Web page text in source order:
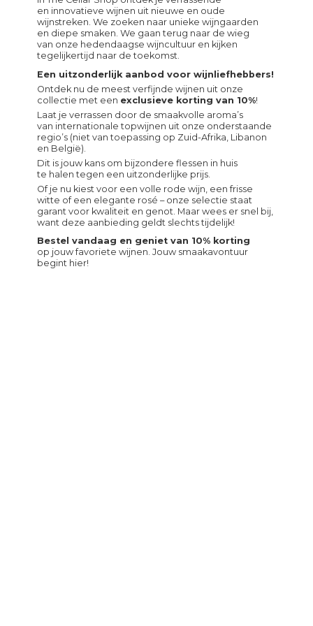
en innovatieve wijnen uit nieuwe en oude
wijnstreken. We zoeken naar unieke wijngaarden
en diepe smaken. We gaan terug naar de wieg
van onze hedendaagse wijncultuur en kijken
tegelijkertijd naar de toekomst.
Een uitzonderlijk aanbod voor wijnliefhebbers!
Ontdek nu de meest verfijnde wijnen uit onze
collectie met een exclusieve korting van 10%!
Laat je verrassen door de smaakvolle aroma’s
van internationale topwijnen uit onze onderstaande
regio’s (niet van toepassing op Zuid-Afrika, Libanon
en België).
Dit is jouw kans om bijzondere flessen in huis
te halen tegen een uitzonderlijke prijs.
Of je nu kiest voor een volle rode wijn, een frisse
witte of een elegante rosé – onze selectie staat
garant voor kwaliteit en genot. Maar wees er snel bij,
want deze aanbieding geldt slechts tijdelijk!
Bestel vandaag en geniet van 10% korting
op jouw favoriete wijnen. Jouw smaakavontuur
begint hier!